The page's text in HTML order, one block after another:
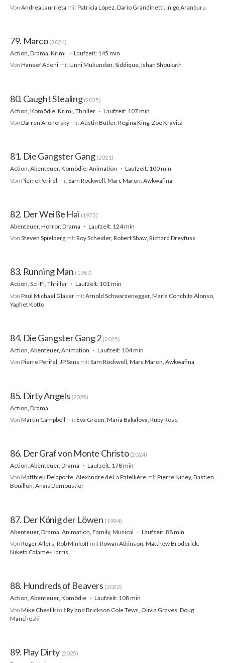
Von Andrea Jaurrieta mitPatricia López, Darío Grandinetti, Iñigo Aranburu
79. Marco (2024)
Action, Drama, Krimi
Laufzeit: 145 min
Von Haneef Adeni mitUnni Mukundan, Siddique, Ishan Shoukath
80. Caught Stealing (2025)
Action, Komödie, Krimi, Thriller
Laufzeit: 107 min
Von Darren Aronofsky mitAustin Butler, Regina King, Zoë Kravitz
81. Die Gangster Gang (2021)
Action, Abenteuer, Komödie, Animation
Laufzeit: 100 min
Von Pierre Perifel mitSam Rockwell, Marc Maron, Awkwafina
82. Der Weiße Hai (1975)
Abenteuer, Horror, Drama
Laufzeit: 124 min
Von Steven Spielberg mitRoy Scheider, Robert Shaw, Richard Dreyfuss
83. Running Man (1987)
Action, Sci-Fi, Thriller
Laufzeit: 101 min
Von Paul Michael Glaser mitArnold Schwarzenegger, María Conchita Alonso,
Yaphet Kotto
84. Die Gangster Gang 2 (2025)
Action, Abenteuer, Animation
Laufzeit: 104 min
Von Pierre Perifel, JP Sans mitSam Rockwell, Marc Maron, Awkwafina
85. Dirty Angels (2025)
Action, Drama
Von Martin Campbell mitEva Green, Maria Bakalova, Ruby Rose
86. Der Graf von Monte Christo (2024)
Action, Abenteuer, Drama
Laufzeit: 178 min
Von Matthieu Delaporte, Alexandre de La Patellière mitPierre Niney, Bastien
Bouillon, Anaïs Demoustier
87. Der König der Löwen (1994)
Abenteuer, Drama, Animation, Family, Musical
Laufzeit: 88 min
Von Roger Allers, Rob Minkoff mitRowan Atkinson, Matthew Broderick,
Niketa Calame-Harris
88. Hundreds of Beavers (2022)
Action, Abenteuer, Komödie
Laufzeit: 108 min
Von Mike Cheslik mitRyland Brickson Cole Tews, Olivia Graves, Doug
Mancheski
89. Play Dirty (2025)